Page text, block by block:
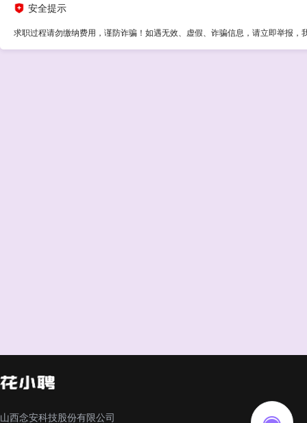
安全提示
求职过程请勿缴纳费用，谨防诈骗！如遇无效、虚假、诈骗信息，请立即举报，
山西念安科技股份有限公司